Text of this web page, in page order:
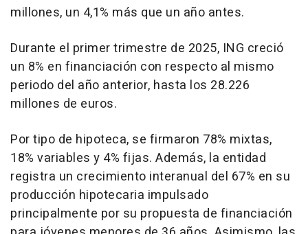
millones, un 4,1% más que un año antes.
Durante el primer trimestre de 2025, ING creció
un 8% en financiación con respecto al mismo
periodo del año anterior, hasta los 28.226
millones de euros.
Por tipo de hipoteca, se firmaron 78% mixtas,
18% variables y 4% fijas. Además, la entidad
registra un crecimiento interanual del 67% en su
producción hipotecaria impulsado
principalmente por su propuesta de financiación